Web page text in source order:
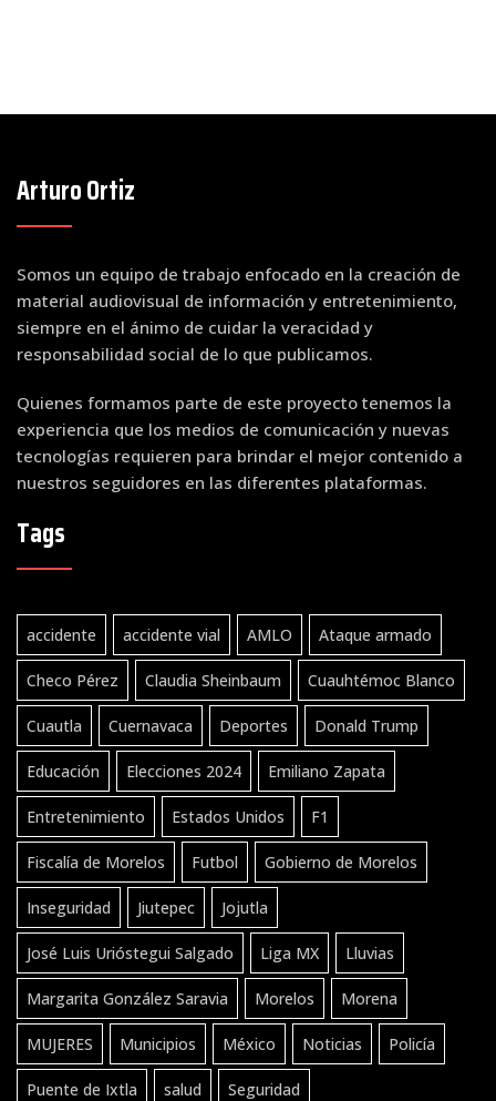
Arturo Ortiz
Somos un equipo de trabajo enfocado en la creación de
material audiovisual de información y entretenimiento,
siempre en el ánimo de cuidar la veracidad y
responsabilidad social de lo que publicamos.
Quienes formamos parte de este proyecto tenemos la
experiencia que los medios de comunicación y nuevas
tecnologías requieren para brindar el mejor contenido a
nuestros seguidores en las diferentes plataformas.
Tags
accidente accidente vial AMLO Ataque armado
Checo Pérez Claudia Sheinbaum Cuauhtémoc Blanco
Cuautla Cuernavaca Deportes Donald Trump
Educación Elecciones 2024 Emiliano Zapata
Entretenimiento Estados Unidos F1
Fiscalía de Morelos Futbol Gobierno de Morelos
Inseguridad Jiutepec Jojutla
José Luis Urióstegui Salgado Liga MX Lluvias
Margarita González Saravia Morelos Morena
MUJERES Municipios México Noticias Policía
Puente de Ixtla salud Seguridad